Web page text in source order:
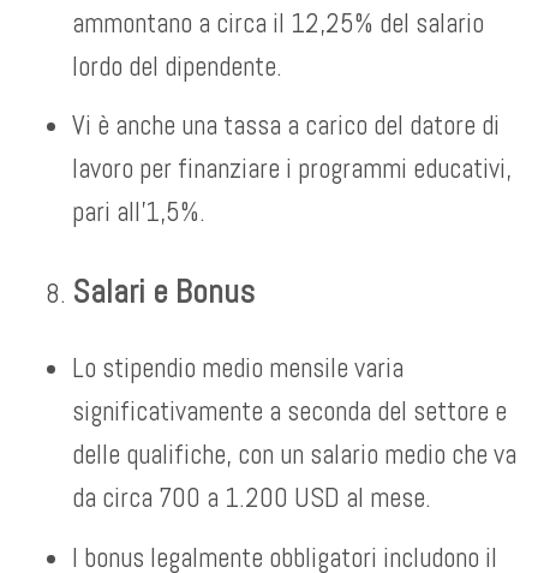
ammontano a circa il 12,25% del salario
lordo del dipendente.
Vi è anche una tassa a carico del datore di
lavoro per finanziare i programmi educativi,
pari all’1,5%.
Salari e Bonus
Lo stipendio medio mensile varia
significativamente a seconda del settore e
delle qualifiche, con un salario medio che va
da circa 700 a 1.200 USD al mese.
I bonus legalmente obbligatori includono il